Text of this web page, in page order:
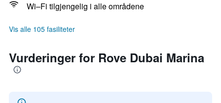
Wi–Fi tilgjengelig i alle områdene
Vis alle 105 fasiliteter
Vurderinger for Rove Dubai Marina